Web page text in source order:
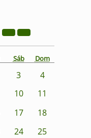
Sáb Dom
3
4
10
11
17
18
24
25